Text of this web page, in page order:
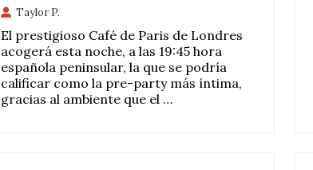
Taylor P.
El prestigioso Café de Paris de Londres
acogerá esta noche, a las 19:45 hora
española peninsular, la que se podría
calificar como la pre-party más íntima,
gracias al ambiente que el …